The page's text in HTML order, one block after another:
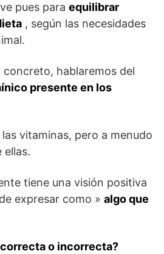
pues para equilibrar
, según las necesidades
hablaremos del
presente en los
vitaminas, pero a menudo
ellas.
tiene una visión positiva
expresar como » algo que
o incorrecta?